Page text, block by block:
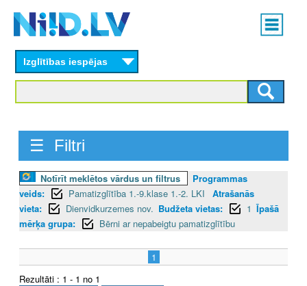
content
Main
menu
Izglītības iespējas
☰ Filtri
Notīrīt meklētos vārdus un filtrus
Programmas
veids:
Pamatizglītība 1.-9.klase 1.-2. LKI
Atrašanās
vieta:
Dienvidkurzemes nov. Budžeta vietas: 1 Īpašā
mērķa grupa:
Bērni ar nepabeigtu pamatizglītību
1
Rezultāti : 1 - 1 no 1